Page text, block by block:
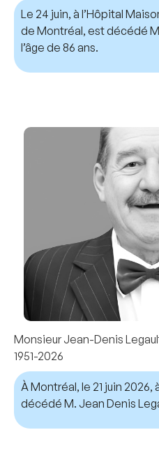
Le 24 juin, à l’Hôpital
de Montréal, est décédé
l’âge de 86 ans.
Monsieur Jean-Denis
1951-2026
À Montréal, le 21 juin 2026,
décédé M. Jean Denis